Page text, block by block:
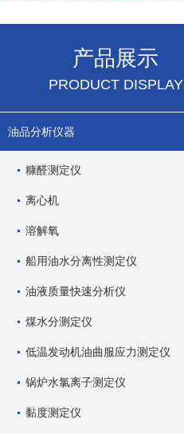
产品展示
PRODUCT DISPLAY
油品分析仪器
糠醛测定仪
离心机
溶解氧
船用油水分离性测定仪
油液质量快速分析仪
煤水分测定仪
低温发动机油曲服应力测定仪
锅炉水氯离子测定仪
黏度测定仪